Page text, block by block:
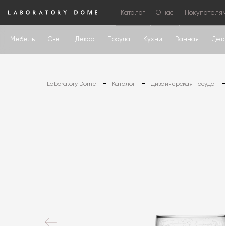
Каталог О нас
Мебель Свет Декор Посуда Кухни Ванная
Laboratory Dome Каталог Дизайнерская посуда